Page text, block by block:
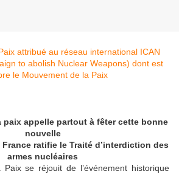
paix appelle partout à fêter cette bonne
nouvelle
ratifie le Traité d’interdiction des
armes nucléaires
se réjouit de l’événement historique